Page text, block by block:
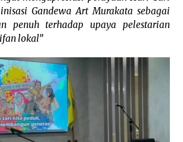
5, 2026
Forum Komunikasi dan Kemitraan BPJS,
4, 2026
HST Musnahkan Barang Bukti 27 Perkara
van Gewisjde
4, 2026
Gandewa Art Murakata sebagai
penuh terhadap upaya pelestarian
lokal”